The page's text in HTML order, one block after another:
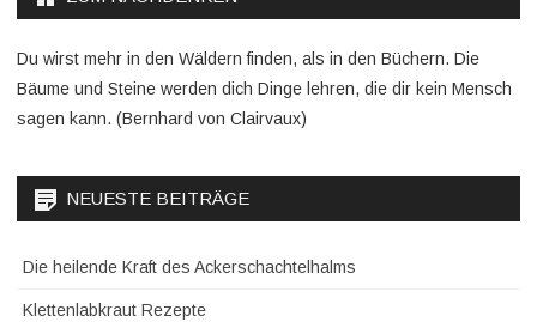
Du wirst mehr in den Wäldern finden, als in den Büchern. Die
Bäume und Steine werden dich Dinge lehren, die dir kein Mensch
sagen kann. (Bernhard von Clairvaux)
NEUESTE BEITRÄGE
Die heilende Kraft des Ackerschachtelhalms
Klettenlabkraut Rezepte